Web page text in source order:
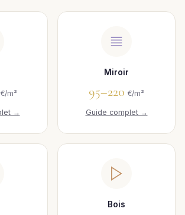
€/m²
→
Miroir
95–220 €/m²
Guide complet →
Bois